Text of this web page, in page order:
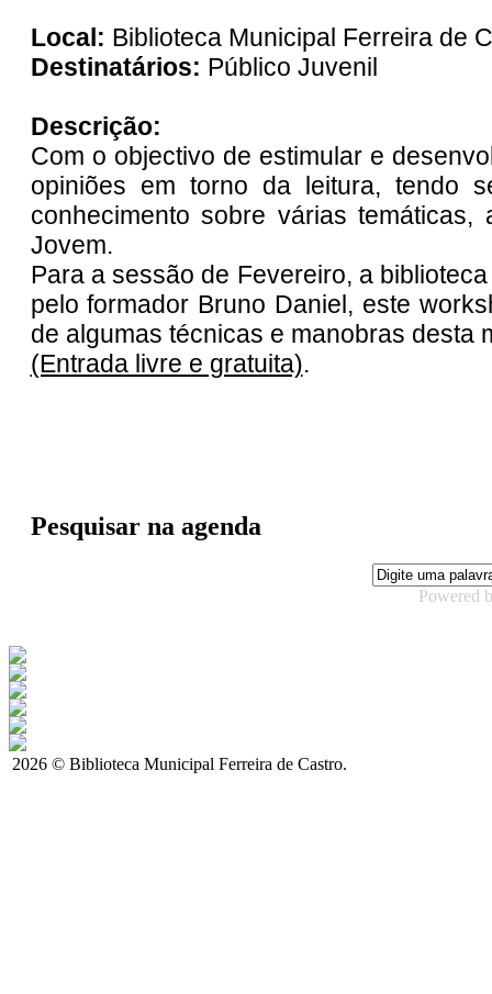
Local: Biblioteca Municipal Ferreira de
Destinatários: Público Juvenil
Descrição:
Com o objectivo de estimular e
opiniões em torno da leitura, tendo
conhecimento sobre várias
Jovem.
Para a sessão de Fevereiro, a
pelo formador Bruno Daniel, este
de algumas técnicas e manobras desta
(Entrada livre e gratuita).
Pesquisar na agenda
Powered
2026 © Biblioteca Municipal Ferreira de Castro.